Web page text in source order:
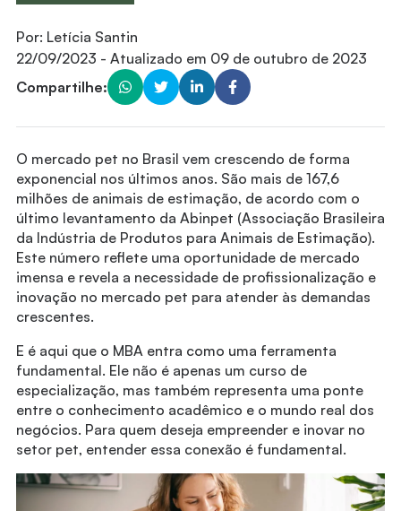
Por: Letícia Santin
22/09/2023 - Atualizado em 09 de outubro de 2023
Compartilhe:
O mercado pet no Brasil vem crescendo de forma
exponencial nos últimos anos. São mais de 167,6
milhões de animais de estimação, de acordo com o
último levantamento da Abinpet (Associação Brasileira
da Indústria de Produtos para Animais de Estimação).
Este número reflete uma oportunidade de mercado
imensa e revela a necessidade de profissionalização e
inovação no mercado pet para atender às demandas
crescentes.
E é aqui que o MBA entra como uma ferramenta
fundamental. Ele não é apenas um curso de
especialização, mas também representa uma ponte
entre o conhecimento acadêmico e o mundo real dos
negócios. Para quem deseja empreender e inovar no
setor pet, entender essa conexão é fundamental.